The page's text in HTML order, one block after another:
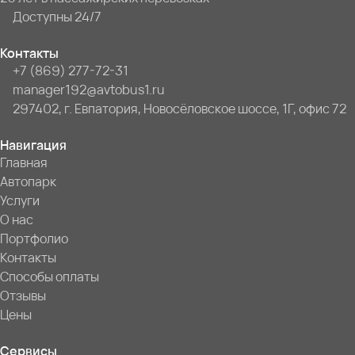
Доступны 24/7
Контакты
+7 (869) 277-72-31
manager192@avtobus1.ru
297402, г. Евпатория, Новосёловское шоссе, 1Г, офис 72
Навигация
Главная
Автопарк
Услуги
О нас
Портфолио
Контакты
Способы оплаты
Отзывы
Цены
Сервисы